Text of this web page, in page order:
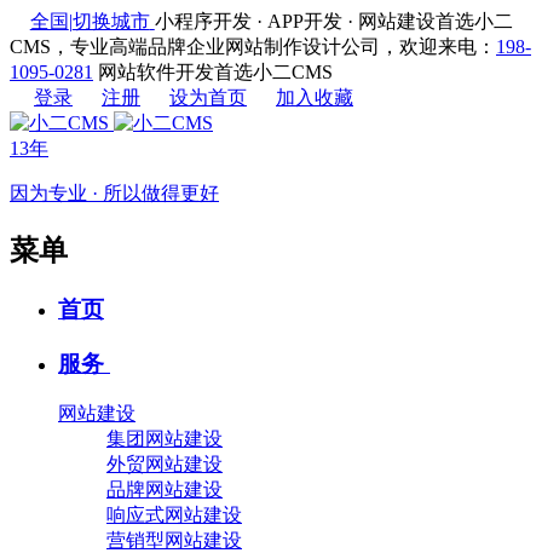
全国|切换城市 小程序开发 · APP开发 · 网站建设首选小二
CMS，专业高端品牌企业网站制作设计公司，欢迎来电： 198-
1095-0281 网站软件开发首选小二CMS
登录
注册 设为首页 加入收藏
13年
因为专业 · 所以做得更好
菜单
首页
服务
网站建设
集团网站建设
外贸网站建设
品牌网站建设
响应式网站建设
营销型网站建设